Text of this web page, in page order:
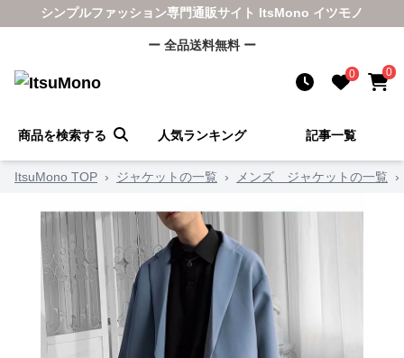
シンプルファッション専門通販サイト ItsMono イツモノ
ー 全品送料無料 ー
0 0
商品を検索する 人気ランキング 記事一覧
ItsuMono TOP › ジャケットの一覧 › メンズ ジャケットの一覧 ›